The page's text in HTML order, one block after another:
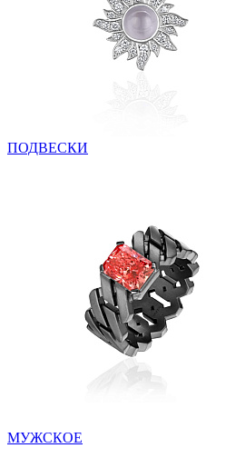
ПОДВЕСКИ
МУЖСКОЕ